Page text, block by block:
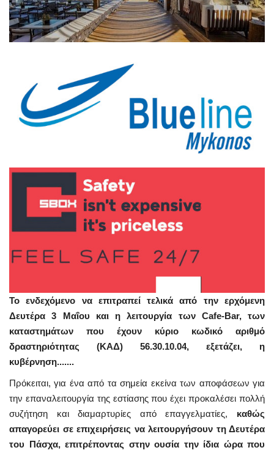
Το ενδεχόμενο να επιτραπεί τελικά από την ερχόμενη
Δευτέρα 3 Μαΐου και η λειτουργία των Cafe-Bar, των
καταστημάτων που έχουν κύριο κωδικό αριθμό
δραστηριότητας (ΚΑΔ) 56.30.10.04, εξετάζει, η
κυβέρνηση.......
Πρόκειται, για ένα από τα σημεία εκείνα των αποφάσεων για
την επαναλειτουργία της εστίασης που έχει προκαλέσει πολλή
συζήτηση και διαμαρτυρίες από επαγγελματίες, καθώς
απαγορεύει σε επιχειρήσεις να λειτουργήσουν τη Δευτέρα
του Πάσχα, επιτρέποντας στην ουσία την ίδια ώρα που